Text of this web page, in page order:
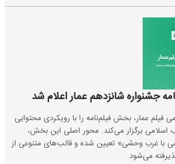
جشنواره شانزدهم عمار اعلام شد
فیلم عمار، بخش فیلم‌نامه را با رویکردی محتوایی
اسلامی برگزار می‌کند. محور اصلی این بخش،
با غرب وحشی» تعیین شده و قالب‌های متنوعی از
می‌شود.